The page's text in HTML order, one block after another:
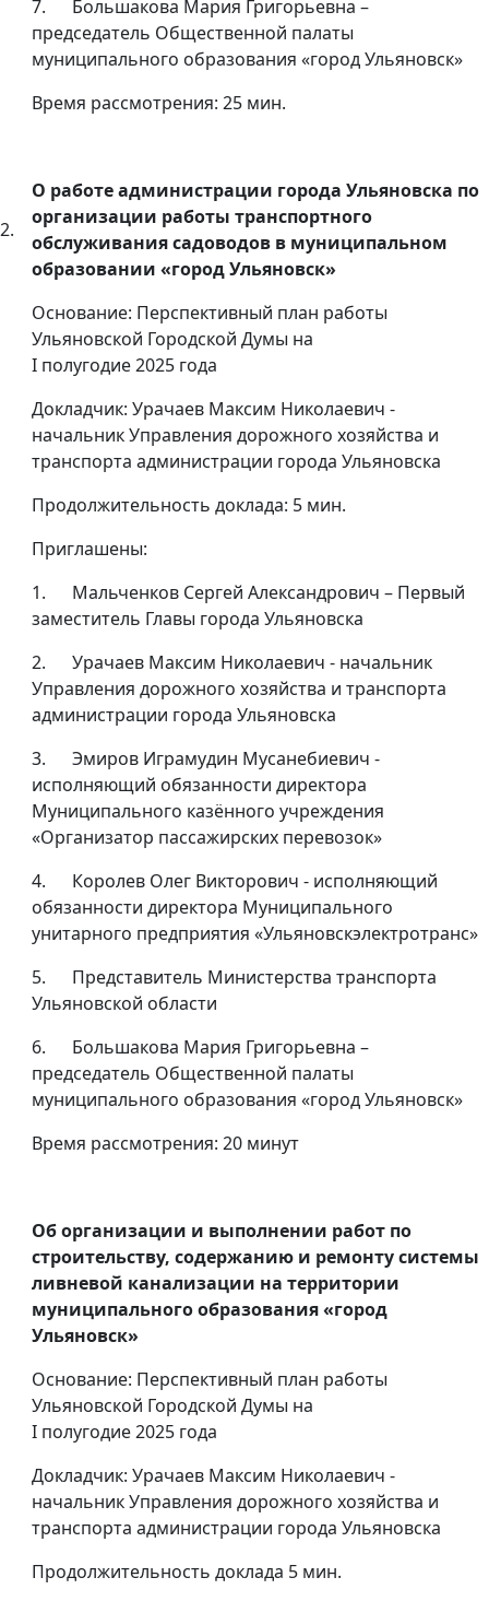
7. Большакова Мария Григорьевна –
председатель Общественной палаты
муниципального образования «город Ульяновск»
Время рассмотрения: 25 мин.
2.
О работе администрации города Ульяновска по
организации работы транспортного
обслуживания садоводов в муниципальном
образовании «город Ульяновск»
Основание: Перспективный план работы
Ульяновской Городской Думы на
I полугодие 2025 года
Докладчик: Урачаев Максим Николаевич -
начальник Управления дорожного хозяйства и
транспорта администрации города Ульяновска
Продолжительность доклада: 5 мин.
Приглашены:
1. Мальченков Сергей Александрович – Первый
заместитель Главы города Ульяновска
2. Урачаев Максим Николаевич - начальник
Управления дорожного хозяйства и транспорта
администрации города Ульяновска
3. Эмиров Играмудин Мусанебиевич -
исполняющий обязанности директора
Муниципального казённого учреждения
«Организатор пассажирских перевозок»
4. Королев Олег Викторович - исполняющий
обязанности директора Муниципального
унитарного предприятия «Ульяновскэлектротранс»
5. Представитель Министерства транспорта
Ульяновской области
6. Большакова Мария Григорьевна –
председатель Общественной палаты
муниципального образования «город Ульяновск»
Время рассмотрения: 20 минут
Об организации и выполнении работ по
строительству, содержанию и ремонту системы
ливневой канализации на территории
муниципального образования «город
Ульяновск»
Основание: Перспективный план работы
Ульяновской Городской Думы на
I полугодие 2025 года
Докладчик: Урачаев Максим Николаевич -
начальник Управления дорожного хозяйства и
транспорта администрации города Ульяновска
Продолжительность доклада 5 мин.